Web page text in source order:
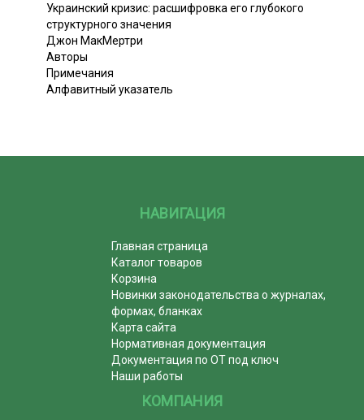
Украинский кризис: расшифровка его глубокого
структурного значения
Джон МакМертри
Авторы
Примечания
Алфавитный указатель
НАВИГАЦИЯ
Главная страница
Каталог товаров
Корзина
Новинки законодательства о журналах,
формах, бланках
Карта сайта
Нормативная документация
Документация по ОТ под ключ
Наши работы
КОМПАНИЯ